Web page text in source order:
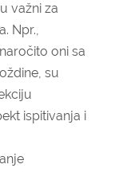
važni za
Npr.,
oni sa
su
ispitivanja i